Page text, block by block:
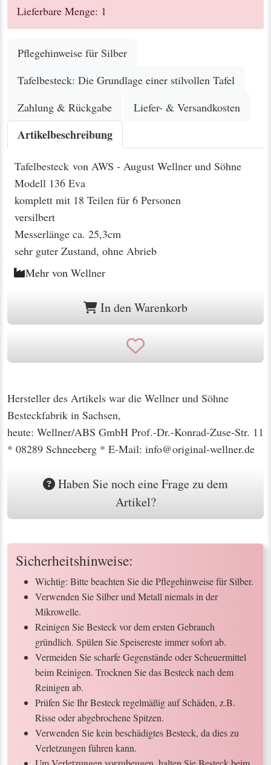
Lieferbare Menge: 1
Pflegehinweise für Silber
Tafelbesteck: Die Grundlage einer stilvollen Tafel
Zahlung & Rückgabe
Liefer- & Versandkosten
Artikelbeschreibung
Tafelbesteck von AWS - August Wellner und Söhne
Modell 136 Eva
komplett mit 18 Teilen für 6 Personen
versilbert
Messerlänge ca. 25,3cm
sehr guter Zustand, ohne Abrieb
Mehr von Wellner
In den Warenkorb
Hersteller des Artikels war die Wellner und Söhne
Besteckfabrik in Sachsen,
heute: Wellner/ABS GmbH Prof.-Dr.-Konrad-Zuse-Str. 11
* 08289 Schneeberg * E-Mail: info@original-wellner.de
Haben Sie noch eine Frage zu dem
Artikel?
Sicherheitshinweise:
Wichtig: Bitte beachten Sie die Pflegehinweise für Silber.
Verwenden Sie Silber und Metall niemals in der
Mikrowelle.
Reinigen Sie Besteck vor dem ersten Gebrauch
gründlich. Spülen Sie Speisereste immer sofort ab.
Vermeiden Sie scharfe Gegenstände oder Scheuermittel
beim Reinigen. Trocknen Sie das Besteck nach dem
Reinigen ab.
Prüfen Sie Ihr Besteck regelmäßig auf Schäden, z.B.
Risse oder abgebrochene Spitzen.
Verwenden Sie kein beschädigtes Besteck, da dies zu
Verletzungen führen kann.